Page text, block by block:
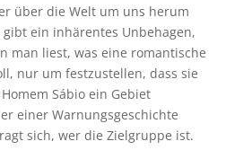
über die Welt um uns herum
gibt ein inhärentes Unbehagen,
man liest, was eine romantische
nur um festzustellen, dass sie
Sábio ein Gebiet
einer Warnungsgeschichte
sich, wer die Zielgruppe ist.